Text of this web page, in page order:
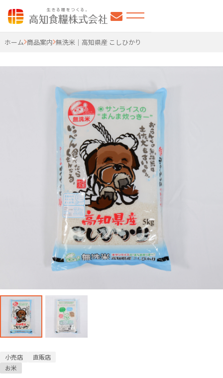
高知食糧株式会社
ホーム 商品案内 無洗米｜高知県産 こしひかり
小売店
直販店
お米